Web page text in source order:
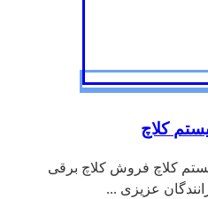
کلاچ
کلاچ فروش کلاچ برقی
عزیزی ...